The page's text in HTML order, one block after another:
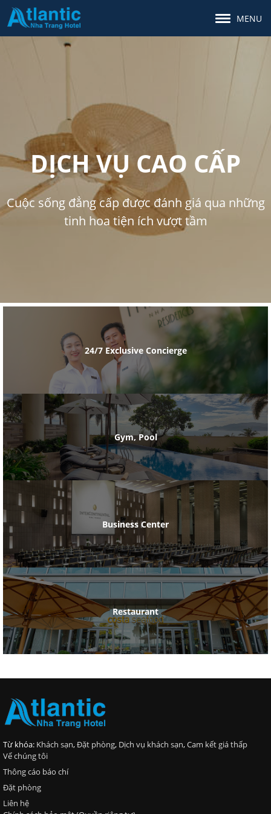
MENU
DỊCH VỤ CAO CẤP
Cuộc sống đẳng cấp được đánh giá qua những
tinh hoa tiện ích vượt tầm
24/7 Exclusive Concierge
Gym, Pool
Business Center
Restaurant
Từ khóa: Khách sạn,Đặt phòng, Dịch vụ khách sạn,Cam kết giá thấp
Vể chúng tôi
Thông cáo báo chí
Đặt phòng
Liên hệ